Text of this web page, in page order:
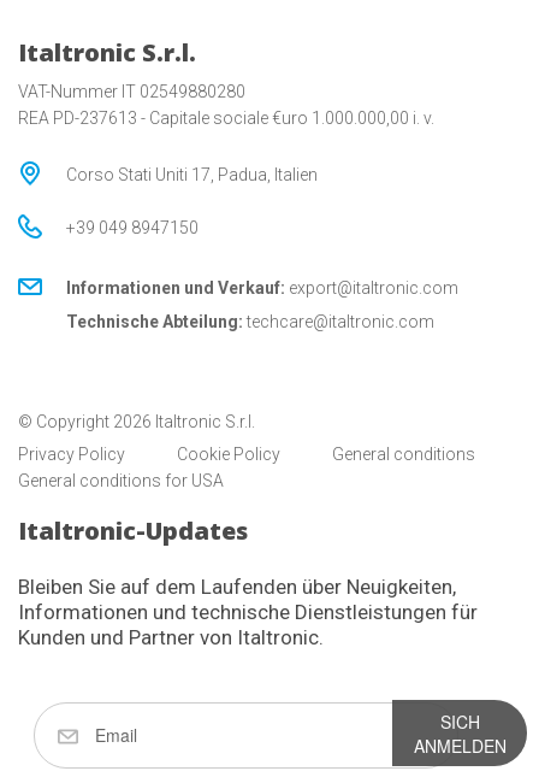
Italtronic S.r.l.
VAT-Nummer IT 02549880280
REA PD-237613 - Capitale sociale €uro 1.000.000,00 i. v.
Corso Stati Uniti 17, Padua, Italien
+39 049 8947150
Informationen und Verkauf: export@italtronic.com
Technische Abteilung: techcare@italtronic.com
© Copyright 2026 Italtronic S.r.l.
Privacy Policy
Cookie Policy
General conditions
General conditions for USA
Italtronic-Updates
Bleiben Sie auf dem Laufenden über Neuigkeiten,
Informationen und technische Dienstleistungen für
Kunden und Partner von Italtronic.
SICH
ANMELDEN